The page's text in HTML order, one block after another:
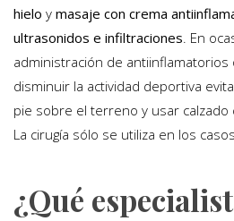
hielo y masaje con crema
ultrasonidos e infiltraciones. En
administración de antiinflamatorios
disminuir la actividad deportiva
pie sobre el terreno y usar calzado
La cirugía sólo se utiliza en los
¿Qué